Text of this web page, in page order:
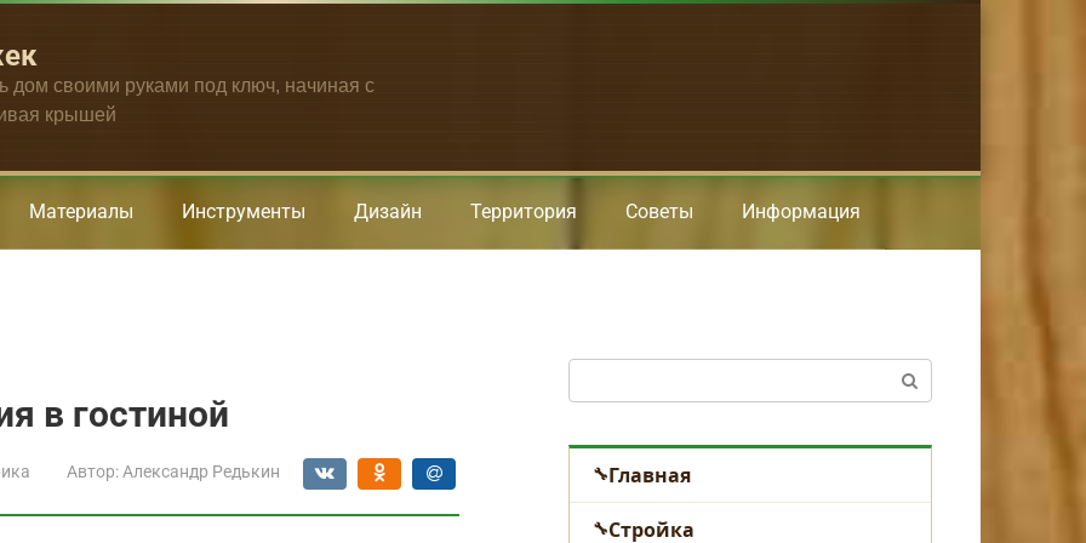
дом своими руками под ключ, начиная с
крышей
Материалы Инструменты Дизайн Территория Советы Информация
в гостиной
Автор: Александр Редькин Главная
Стройка